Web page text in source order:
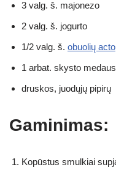
3 valg. š. majonezo
2 valg. š. jogurto
1/2 valg. š. obuolių acto
1 arbat. skysto medaus
druskos, juodųjų pipirų
Gaminimas:
Kopūstus smulkiai